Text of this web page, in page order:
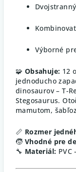
Výborné
🧩 Obsahuje: 12
jednoducho
dinosaurov – T-
Stegosaurus.
mamutom,
📏 Rozmer
🧒 Vhodné pre
🔧 Materiál: PVC